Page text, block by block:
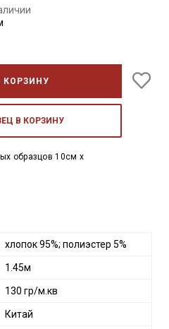
КОРЗИНУ
В КОРЗИНУ
образцов 10см x
хлопок 95%; полиэстер 5%
1.45м
130 гр/м.кв
Китай